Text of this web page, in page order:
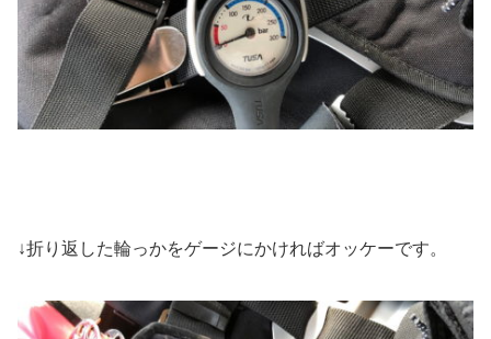
↓折り返した輪っかをゲージにかければオッケーです。